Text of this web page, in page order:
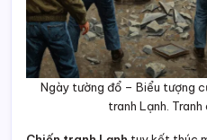
Ngày tường đổ – Biểu tượng
tranh Lạnh.